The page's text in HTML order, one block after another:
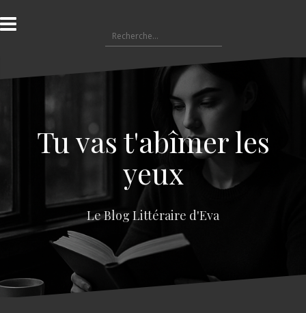
l
a
e
e
Tu vas t'abîmer les
yeux
Le Blog Littéraire d'Eva